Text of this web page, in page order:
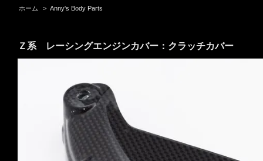
ホーム > Anny's Body Parts
Ｚ系 レーシングエンジンカバー：クラッチカバー